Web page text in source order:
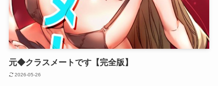
元◆クラスメートです【完全版】
2026-05-26